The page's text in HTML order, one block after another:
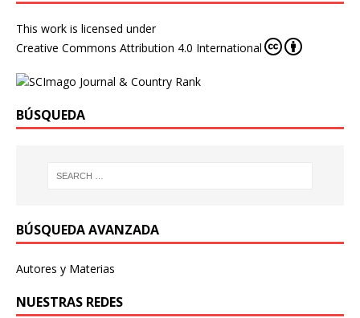
This work is licensed under
Creative Commons Attribution 4.0 International
BÚSQUEDA
BÚSQUEDA AVANZADA
Autores y Materias
NUESTRAS REDES